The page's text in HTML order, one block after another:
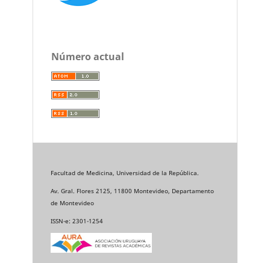
Número actual
Facultad de Medicina, Universidad de la República.
Av. Gral. Flores 2125, 11800 Montevideo, Departamento
de Montevideo
ISSN-e: 2301-1254